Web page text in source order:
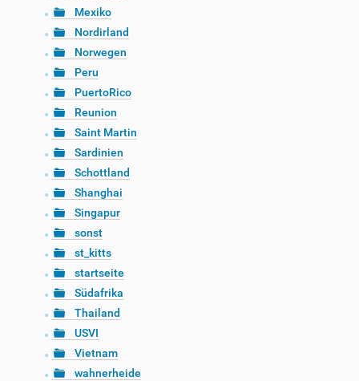
Mexiko
Nordirland
Norwegen
Peru
PuertoRico
Reunion
Saint Martin
Sardinien
Schottland
Shanghai
Singapur
sonst
st_kitts
startseite
Südafrika
Thailand
USVI
Vietnam
wahnerheide